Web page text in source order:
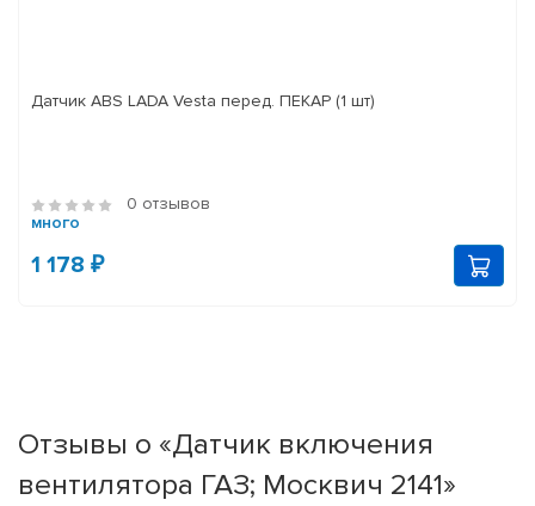
Датчик ABS LADA Vesta перед. ПЕКАР (1 шт)
0 отзывов
много
1 178 ₽
Отзывы о «Датчик включения
вентилятора ГАЗ; Москвич 2141»